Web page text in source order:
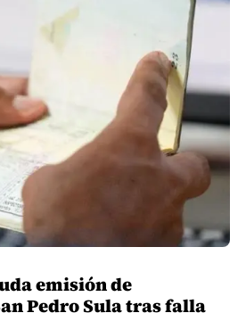
emisión de
Pedro Sula tras falla